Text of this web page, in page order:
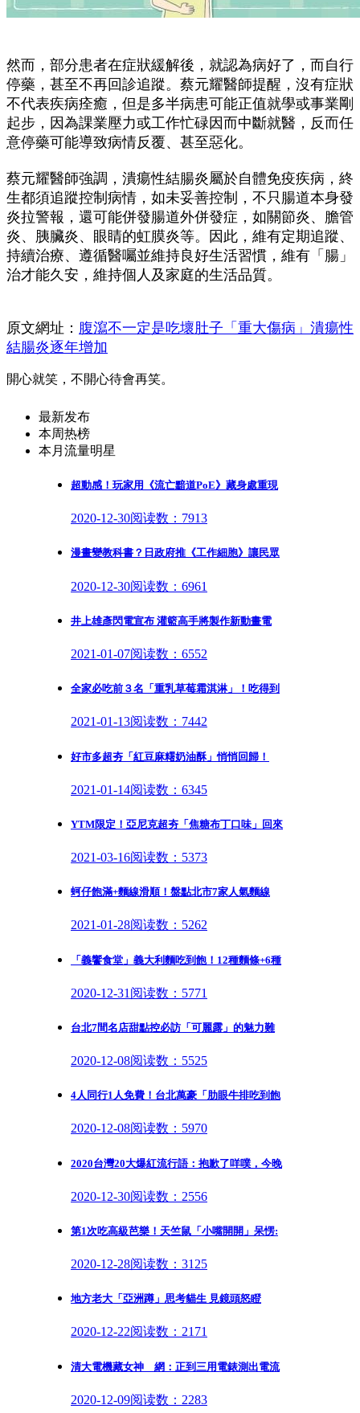
然而，部分患者在症狀緩解後，就認為病好了，而自行
停藥，甚至不再回診追蹤。蔡元耀醫師提醒，沒有症狀
不代表疾病痊癒，但是多半病患可能正值就學或事業剛
起步，因為課業壓力或工作忙碌因而中斷就醫，反而任
意停藥可能導致病情反覆、甚至惡化。
蔡元耀醫師強調，潰瘍性結腸炎屬於自體免疫疾病，終
生都須追蹤控制病情，如未妥善控制，不只腸道本身發
炎拉警報，還可能併發腸道外併發症，如關節炎、膽管
炎、胰臟炎、眼睛的虹膜炎等。因此，維有定期追蹤、
持續治療、遵循醫囑並維持良好生活習慣，維有「腸」
治才能久安，維持個人及家庭的生活品質。
原文網址： 腹瀉不一定是吃壞肚子「重大傷病」潰瘍性
結腸炎逐年增加
開心就笑，不開心待會再笑。
最新发布
本周热榜
本月流量明星
超動感！玩家用《流亡黯道PoE》藏身處重現
2020-12-30阅读数：7913
漫畫變教科書？日政府推《工作細胞》讓民眾
2020-12-30阅读数：6961
井上雄彥閃電宣布 灌籃高手將製作新動畫電
2021-01-07阅读数：6552
全家必吃前３名「重乳草莓霜淇淋」！吃得到
2021-01-13阅读数：7442
好市多超夯「紅豆麻糬奶油酥」悄悄回歸！
2021-01-14阅读数：6345
YTM限定！亞尼克超夯「焦糖布丁口味」回來
2021-03-16阅读数：5373
蚵仔飽滿+麵線滑順！盤點北市7家人氣麵線
2021-01-28阅读数：5262
「義饗食堂」義大利麵吃到飽！12種麵條+6種
2020-12-31 阅读数：5771
台北7間名店甜點控必訪「可麗露」的魅力難
2020-12-08阅读数：5525
4人同行1人免費！台北萬豪「肋眼牛排吃到飽
2020-12-08阅读数：5970
2020台灣20大爆紅流行語：抱歉了咩噗，今晚
2020-12-30阅读数：2556
第1次吃高級芭樂！天竺鼠「小嘴開開」呆愣:
2020-12-28阅读数：3125
地方老大「亞洲蹲」思考貓生 見鏡頭怒瞪
2020-12-22阅读数：2171
清大電機藏女神 網：正到三用電錶測出電流
2020-12-09阅读数：2283